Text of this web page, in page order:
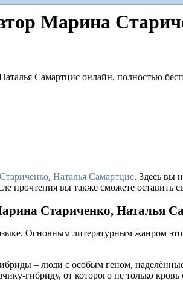
Марина
, Наталья Самартцис. Здесь вы
вы также сможете оставить
Стариченко, Наталья
Основным литературным жанром
– люди с особым геном,
гибриду, от которого не только